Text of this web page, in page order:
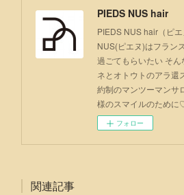
PIEDS NUS hair
PIEDS NUS hair（ピ
NUS(ピエヌ)はフラン
過ごてもらいたい そ
ネとオトウトのアラ還
約制のマンツーマンサ
様のスマイルのために
フォロー
関連記事